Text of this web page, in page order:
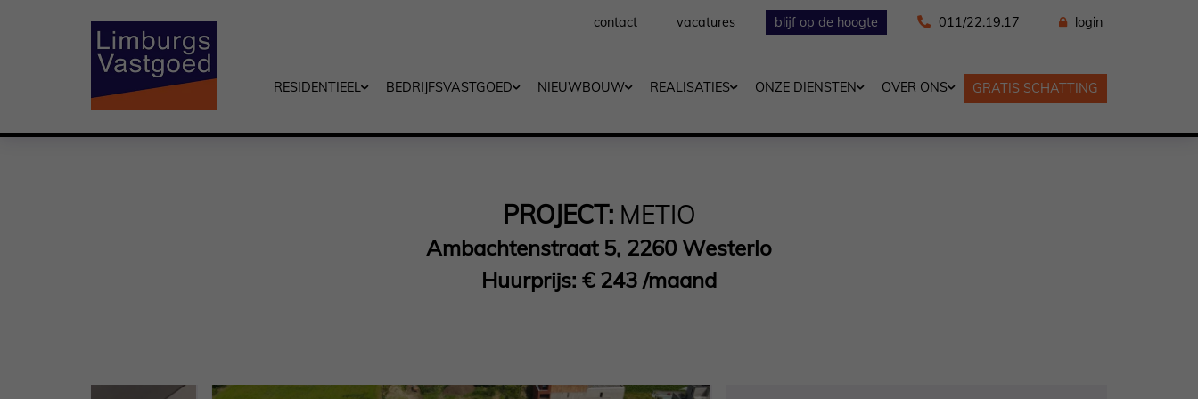
contact vacatures blijf op de hoogte 011/22.19.17 login
RESIDENTIEEL BEDRIJFSVASTGOED NIEUWBOUW REALISATIES ONZE DIENSTEN OVER ONS GRATIS SCHATTING
PROJECT: METIO
Ambachtenstraat 5, 2260 Westerlo
Huurprijs: € 243 /maand